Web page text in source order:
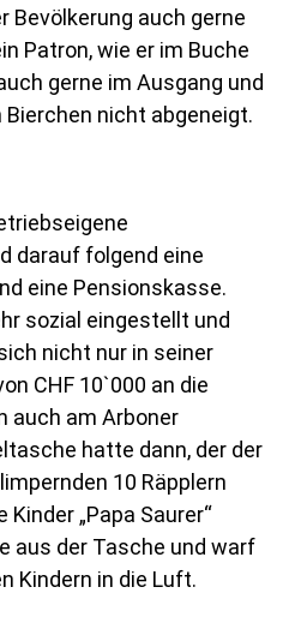
Bevölkerung auch gerne
Patron, wie er im Buche
gerne im Ausgang und
nicht abgeneigt.
darauf folgend eine
eine Pensionskasse.
sozial eingestellt und
nicht nur in seiner
CHF 10`000 an die
auch am Arboner
hatte dann, der der
10 Räpplern
„Papa Saurer“
aus der Tasche und warf
Kindern in die Luft.